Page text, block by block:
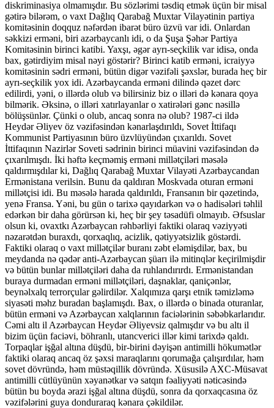
diskriminasiya olmamışdır. Bu sözlərimi təsdiq etmək üçün bir misal
gətirə bilərəm, o vaxt Dağlıq Qarabağ Muxtar Vilayətinin partiya
komitəsinin doqquz nəfərdən ibarət büro üzvü var idi. Onlardan
səkkizi erməni, biri azərbaycanlı idi, o da Şuşa Şəhər Partiya
Komitəsinin birinci katibi. Yaxşı, əgər ayrı-seçkilik var idisə, onda
bax, gətirdiyim misal nəyi göstərir? Birinci katib erməni, icraiyyə
komitəsinin sədri erməni, bütün digər vəzifəli şəxslər, burada heç bir
ayrı-seçkilik yox idi. Azərbaycanda erməni dilində qəzet dərc
edilirdi, yəni, o illərdə olub və bilirsiniz biz o illəri də kənara qoya
bilmərik. Əksinə, o illəri xatırlayanlar o xatirələri gənc nəsillə
bölüşsünlər. Çünki o olub, ancaq sonra nə olub? 1987-ci ildə
Heydər Əliyev öz vəzifəsindən kənarlaşdırıldı, Sovet İttifaqı
Kommunist Partiyasının büro üzvlüyündən çıxarıldı. Sovet
İttifaqının Nazirlər Soveti sədrinin birinci müavini vəzifəsindən də
çıxarılmışdı. İki həftə keçməmiş erməni millətçiləri məsələ
qaldırmışdılar ki, Dağlıq Qarabağ Muxtar Vilayəti Azərbaycandan
Ermənistana verilsin. Bunu da qaldıran Moskvada oturan erməni
millətçisi idi. Bu məsələ harada qaldırıldı, Fransanın bir qəzetində,
yenə Fransa. Yəni, bu gün o tarixə qayıdarkən və o hadisələri təhlil
edərkən bir daha görürsən ki, heç bir şey təsadüfi olmayıb. Əfsuslar
olsun ki, ovaxtkı Azərbaycan rəhbərliyi faktiki olaraq vəziyyəti
nəzarətdən buraxdı, qorxaqlıq, acizlik, qətiyyətsizlik göstərdi.
Faktiki olaraq o vaxt millətçilər buranı zəbt eləmişdilər, bax, bu
meydanda nə qədər anti-Azərbaycan şüarı ilə mitinqlər keçirilmişdir
və bütün bunlar millətçiləri daha da ruhlandırırdı. Ermənistandan
buraya durmadan erməni millətçiləri, daşnaklar, qaniçənlər,
beynəlxalq terrorçular gəlirdilər. Xalqımıza qarşı etnik təmizləmə
siyasəti məhz buradan başlamışdı. Bax, o illərdə o binada oturanlar,
bütün erməni və Azərbaycan xalqlarının faciələrinin səbəbkarlarıdır.
Cəmi altı il Azərbaycan Heydər Əliyevsiz qalmışdır və bu altı il
bizim üçün faciəvi, böhranlı, utancverici illər kimi tarixdə qaldı.
Torpaqlar işğal altına düşdü, bir-birini dəyişən antimilli hökumətlər
faktiki olaraq ancaq öz şəxsi maraqlarını qorumağa çalışırdılar, həm
sovet dövründə, həm müstəqillik dövründə. Xüsusilə AXC-Müsavat
antimilli cütlüyünün xəyanətkar və satqın fəaliyyəti nəticəsində
bütün bu boyda ərazi işğal altına düşdü, sonra da qorxaqcasına öz
vəzifələrini guya donduraraq kənara çəkildilər.